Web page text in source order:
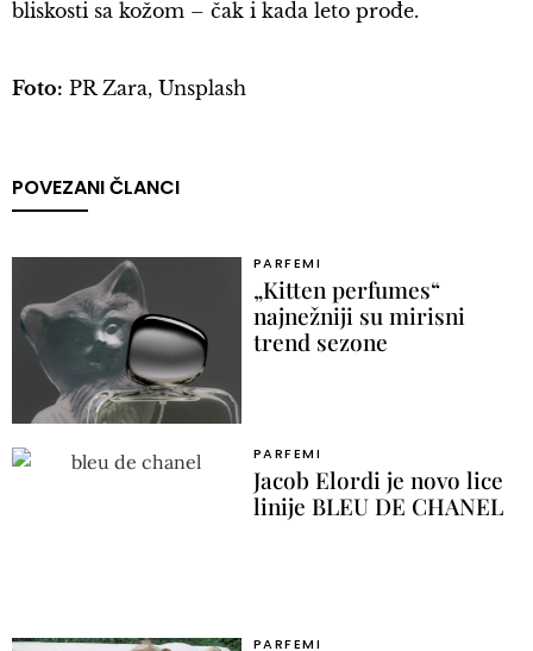
bliskosti sa kožom – čak i kada leto prođe.
Foto: PR Zara, Unsplash
POVEZANI ČLANCI
PARFEMI
„Kitten perfumes“
najnežniji su mirisni
trend sezone
PARFEMI
Jacob Elordi je novo lice
linije BLEU DE CHANEL
PARFEMI